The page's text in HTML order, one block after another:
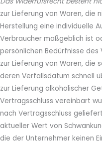
zur Lieferung von Waren,
Herstellung eine individuelle
Verbraucher maßgeblich ist
persönlichen Bedürfnisse
zur Lieferung von Waren, die
deren Verfallsdatum schnell
zur Lieferung alkoholischer
Vertragsschluss vereinbart
nach Vertragsschluss
aktueller Wert von
die der Unternehmer keinen